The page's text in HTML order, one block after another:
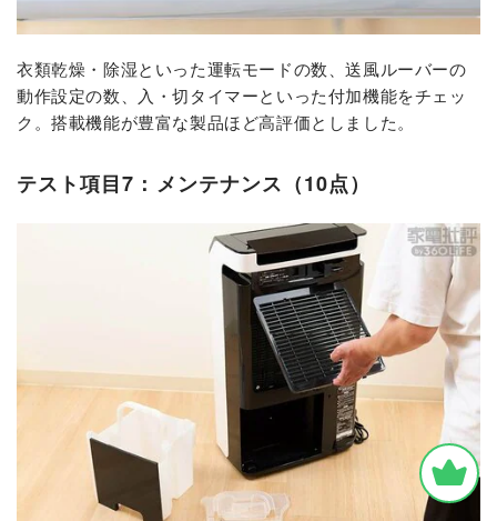
衣類乾燥・除湿といった運転モードの数、送風ルーバーの
動作設定の数、入・切タイマーといった付加機能をチェッ
ク。搭載機能が豊富な製品ほど高評価としました。
テスト項目7：メンテナンス（10点）